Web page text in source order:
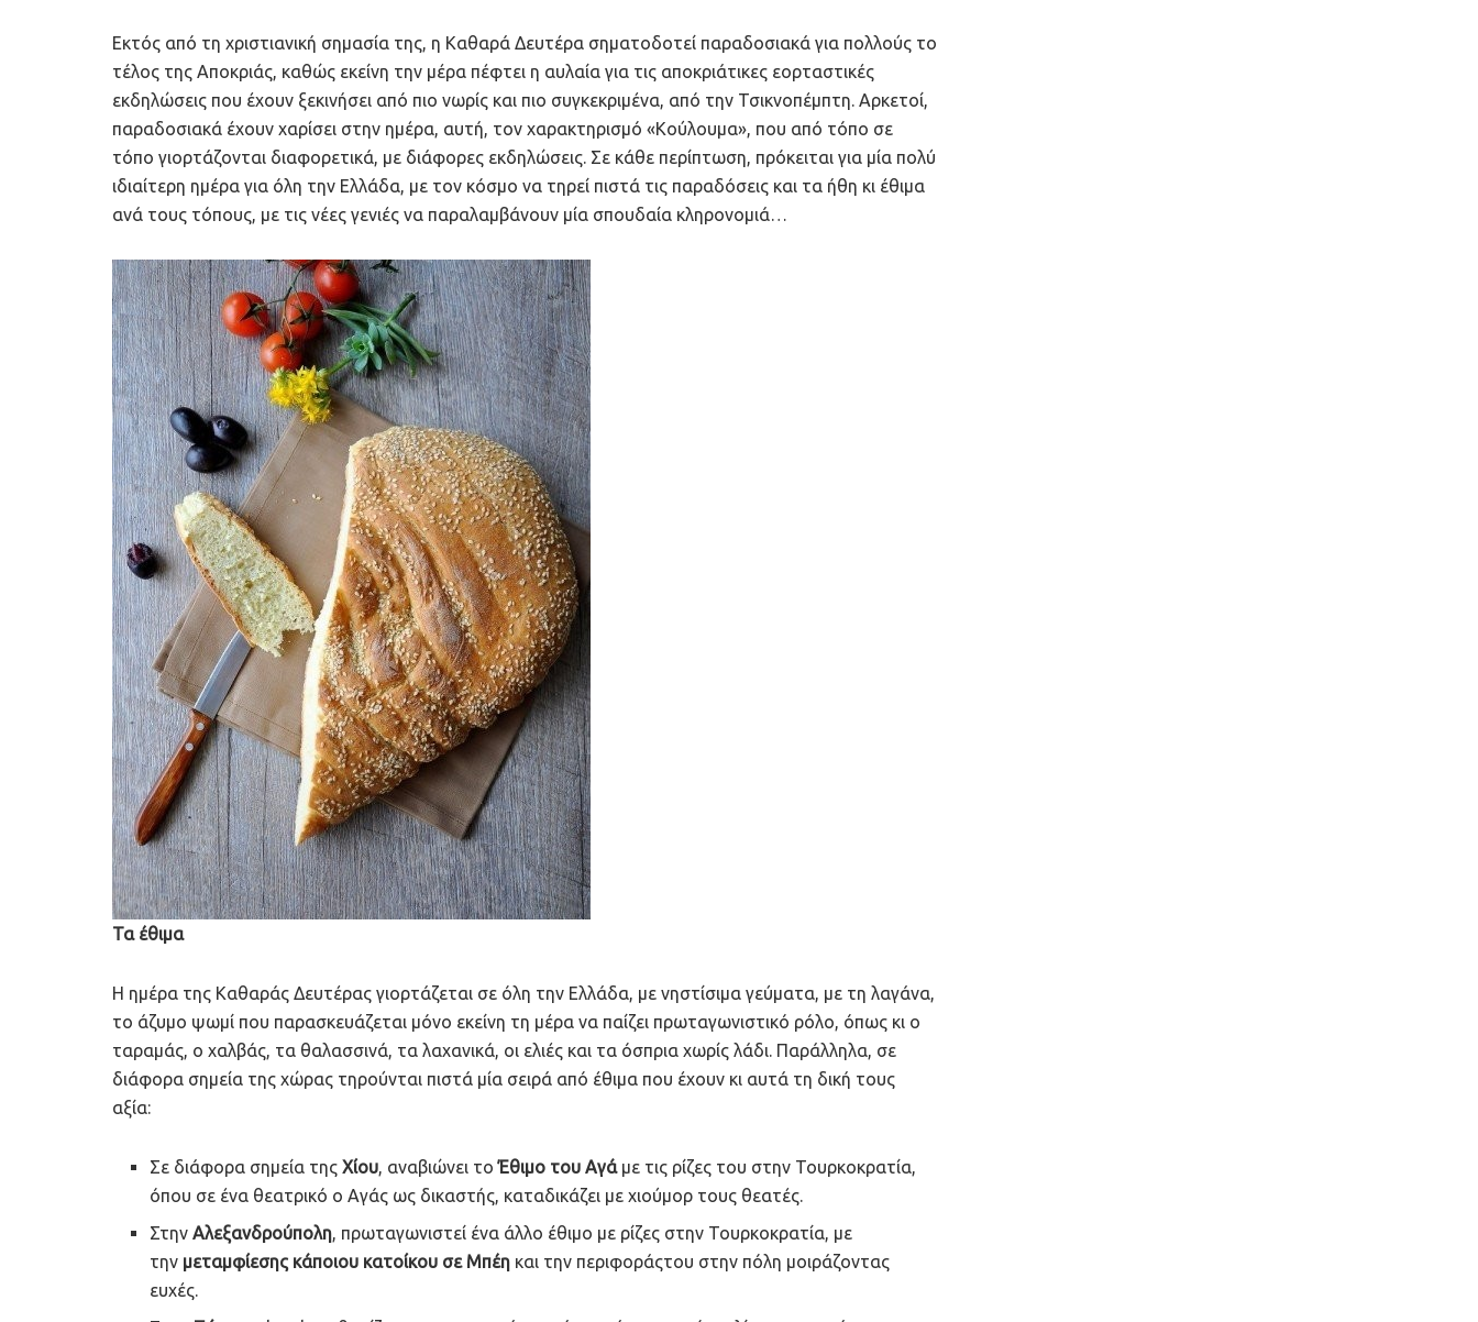
Εκτός από τη χριστιανική σημασία της, η Καθαρά Δευτέρα σηματοδοτεί παραδοσιακά για πολλούς το
τέλος της Αποκριάς, καθώς εκείνη την μέρα πέφτει η αυλαία για τις αποκριάτικες εορταστικές
εκδηλώσεις που έχουν ξεκινήσει από πιο νωρίς και πιο συγκεκριμένα, από την Τσικνοπέμπτη. Αρκετοί,
παραδοσιακά έχουν χαρίσει στην ημέρα, αυτή, τον χαρακτηρισμό «Κούλουμα», που από τόπο σε
τόπο γιορτάζονται διαφορετικά, με διάφορες εκδηλώσεις. Σε κάθε περίπτωση, πρόκειται για μία πολύ
ιδιαίτερη ημέρα για όλη την Ελλάδα, με τον κόσμο να τηρεί πιστά τις παραδόσεις και τα ήθη κι έθιμα
ανά τους τόπους, με τις νέες γενιές να παραλαμβάνουν μία σπουδαία κληρονομιά…
Τα έθιμα
Η ημέρα της Καθαράς Δευτέρας γιορτάζεται σε όλη την Ελλάδα, με νηστίσιμα γεύματα, με τη λαγάνα,
το άζυμο ψωμί που παρασκευάζεται μόνο εκείνη τη μέρα να παίζει πρωταγωνιστικό ρόλο, όπως κι ο
ταραμάς, ο χαλβάς, τα θαλασσινά, τα λαχανικά, οι ελιές και τα όσπρια χωρίς λάδι. Παράλληλα, σε
διάφορα σημεία της χώρας τηρούνται πιστά μία σειρά από έθιμα που έχουν κι αυτά τη δική τους
αξία:
Σε διάφορα σημεία τηςΧίου, αναβιώνει τοΈθιμο του Αγάμε τις ρίζες του στην Τουρκοκρατία,
όπου σε ένα θεατρικό ο Αγάς ως δικαστής, καταδικάζει με χιούμορ τους θεατές.
ΣτηνΑλεξανδρούπολη, πρωταγωνιστεί ένα άλλο έθιμο με ρίζες στην Τουρκοκρατία, με
την μεταμφίεσης κάποιου κατοίκου σε Μπέη και την περιφοράςτου στην πόλη μοιράζοντας
ευχές.